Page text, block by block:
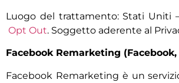
Luogo del trattamento: Stati Uniti
Opt Out. Soggetto aderente al
Facebook Remarketing (Facebook,
Facebook Remarketing è un